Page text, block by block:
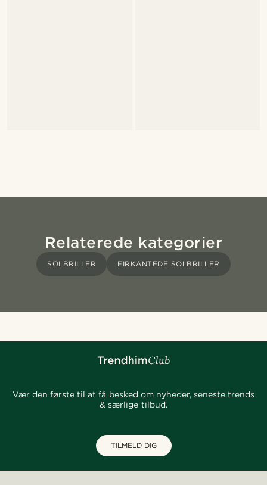
Relaterede kategorier
SOLBRILLER FIRKANTEDE SOLBRILLER
Vær den første til at få besked om nyheder, seneste trends
& særlige tilbud.
TILMELD DIG